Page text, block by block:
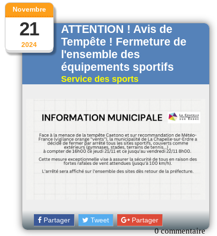
2024
Novembre
21
ATTENTION ! Avis de
Tempête ! Fermeture de
l'ensemble des
équipements sportifs
Service des sports
Partager Tweet Partager
0 commentaire